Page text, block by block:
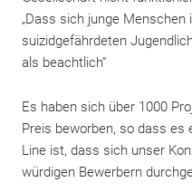
DANKE, BENTLEY!
Weihnachtsferien
„Dass sich junge Menschen
suizidgefährdeten
als beachtlich“
Es haben sich über 1000
Preis beworben, so dass es
Line ist, dass sich unser
würdigen Bewerbern